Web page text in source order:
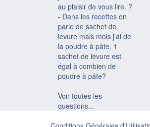
au plaisir de vous lire. ?
- Dans les recettes on
parle de sachet de
levure mais mois j'ai de
la poudre à pâte. 1
sachet de levure est
égal à combien de
poudre à pâte?
Voir toutes les
questions...